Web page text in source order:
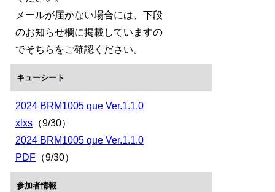
メールが届かない場合には、下段
のお知らせ欄に掲載していますの
でそちらをご確認ください。
キューシート
2024 BRM1005 que Ver.1.1.0
xlxs （9/30）
2024 BRM1005 que Ver.1.1.0
PDF （9/30）
参加者情報